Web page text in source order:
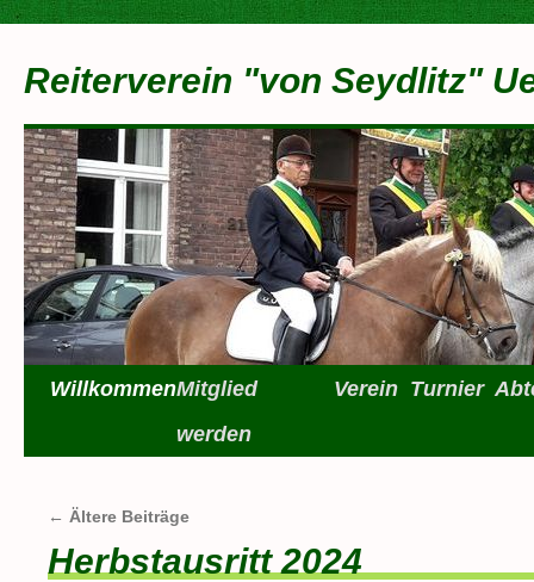
springen
Reiterverein "von Seydlitz"
WillkommenMitglied
werden
Verein Turnier
← Ältere Beiträge
Herbstausritt 2024